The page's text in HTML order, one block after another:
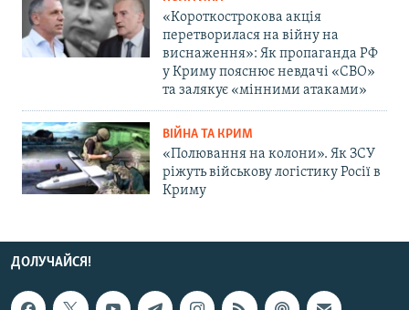
«Короткострокова акція
перетворилася на війну на
виснаження»: Як пропаганда РФ
у Криму пояснює невдачі «СВО»
та залякує «мінними атаками»
ВІЙНА ТА КРИМ
«Полювання на колони». Як ЗСУ
ріжуть військову логістику Росії в
Криму
ДОЛУЧАЙСЯ!